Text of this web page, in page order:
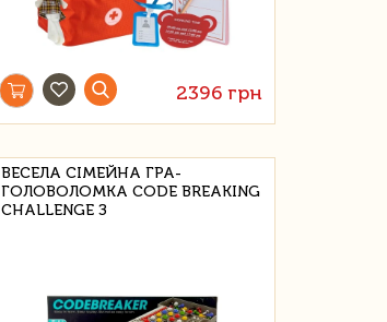
2396 грн
ВЕСЕЛА СІМЕЙНА ГРА-
ГОЛОВОЛОМКА CODE BREAKING
CHALLENGE З